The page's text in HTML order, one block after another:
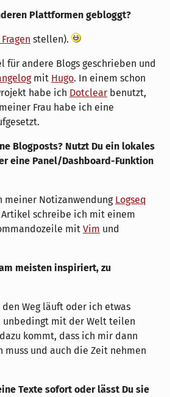
Plattformen gebloggt?
stellen).
für andere Blogs geschrieben und
mit Hugo. In einem schon
habe ich Dotclear benutzt,
Frau habe ich eine
Blogposts? Nutzt Du ein lokales
eine Panel/Dashboard-Funktion
meiner Notizanwendung Logseq
schreibe ich mit einem
mit Vim und
meisten inspiriert, zu
Weg läuft oder ich etwas
unbedingt mit der Welt teilen
kommt, dass ich mir dann
muss und auch die Zeit nehmen
Texte sofort oder lässt Du sie